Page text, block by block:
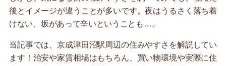
後とイメージが違うことが多いです。夜はうるさく落ち着
けない、坂があって辛いということも…。
当記事では、京成津田沼駅周辺の住みやすさを解説してい
ます！治安や家賃相場はもちろん、買い物環境や実際に住